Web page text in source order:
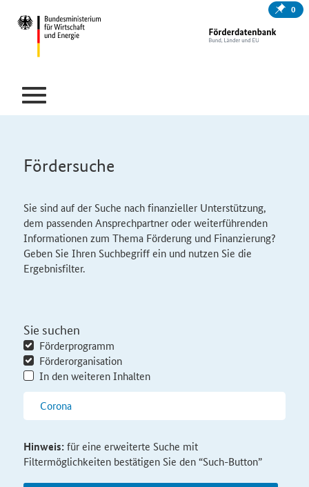
0
Fördersuche
Sie sind auf der Suche nach finanzieller Unterstützung,
dem passenden Ansprechpartner oder weiterführenden
Informationen zum Thema Förderung und Finanzierung?
Geben Sie Ihren Suchbegriff ein und nutzen Sie die
Ergebnisfilter.
Sie suchen
Förderprogramm
Förderorganisation
In den weiteren Inhalten
Hinweis:für eine erweiterte Suche mit
Filtermöglichkeiten bestätigen Sie den “Such-Button”